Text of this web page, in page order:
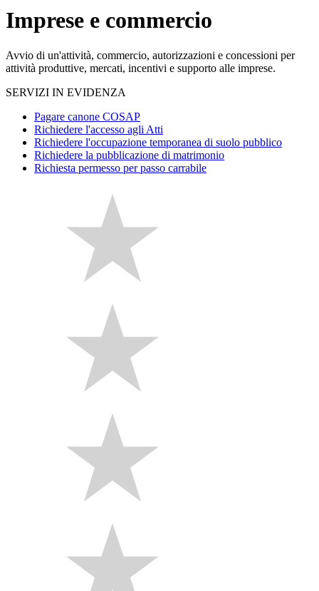
Imprese e commercio
Avvio di un'attività, commercio, autorizzazioni e concessioni per
attività produttive, mercati, incentivi e supporto alle imprese.
SERVIZI IN EVIDENZA
Pagare canone COSAP
Richiedere l'accesso agli Atti
Richiedere l'occupazione temporanea di suolo pubblico
Richiedere la pubblicazione di matrimonio
Richiesta permesso per passo carrabile